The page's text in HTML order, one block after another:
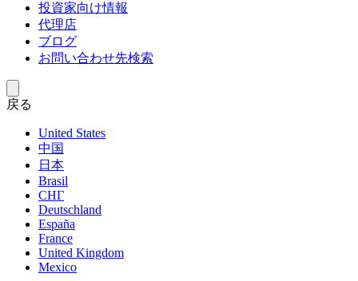
投資家向け情報
代理店
ブログ
お問い合わせ先検索
戻る
United States
中国
日本
Brasil
СНГ
Deutschland
España
France
United Kingdom
Mexico